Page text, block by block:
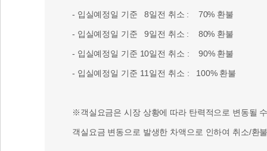
- 입실예정일 기준 8일전 취소 : 70% 환불
- 입실예정일 기준 9일전 취소 : 80% 환불
- 입실예정일 기준 10일전 취소 : 90% 환불
- 입실예정일 기준 11일전 취소 : 100% 환불
※객실요금은 시장 상황에 따라 탄력적으로 변동될
객실요금 변동으로 발생한 차액으로 인하여 취소/환